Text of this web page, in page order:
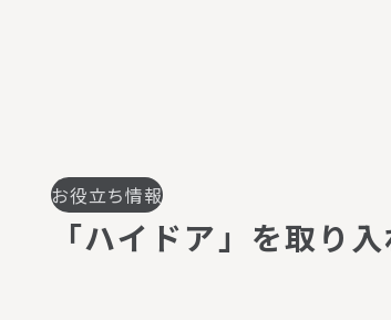
お役立ち情報
「ハイ ドア」 を取り 入